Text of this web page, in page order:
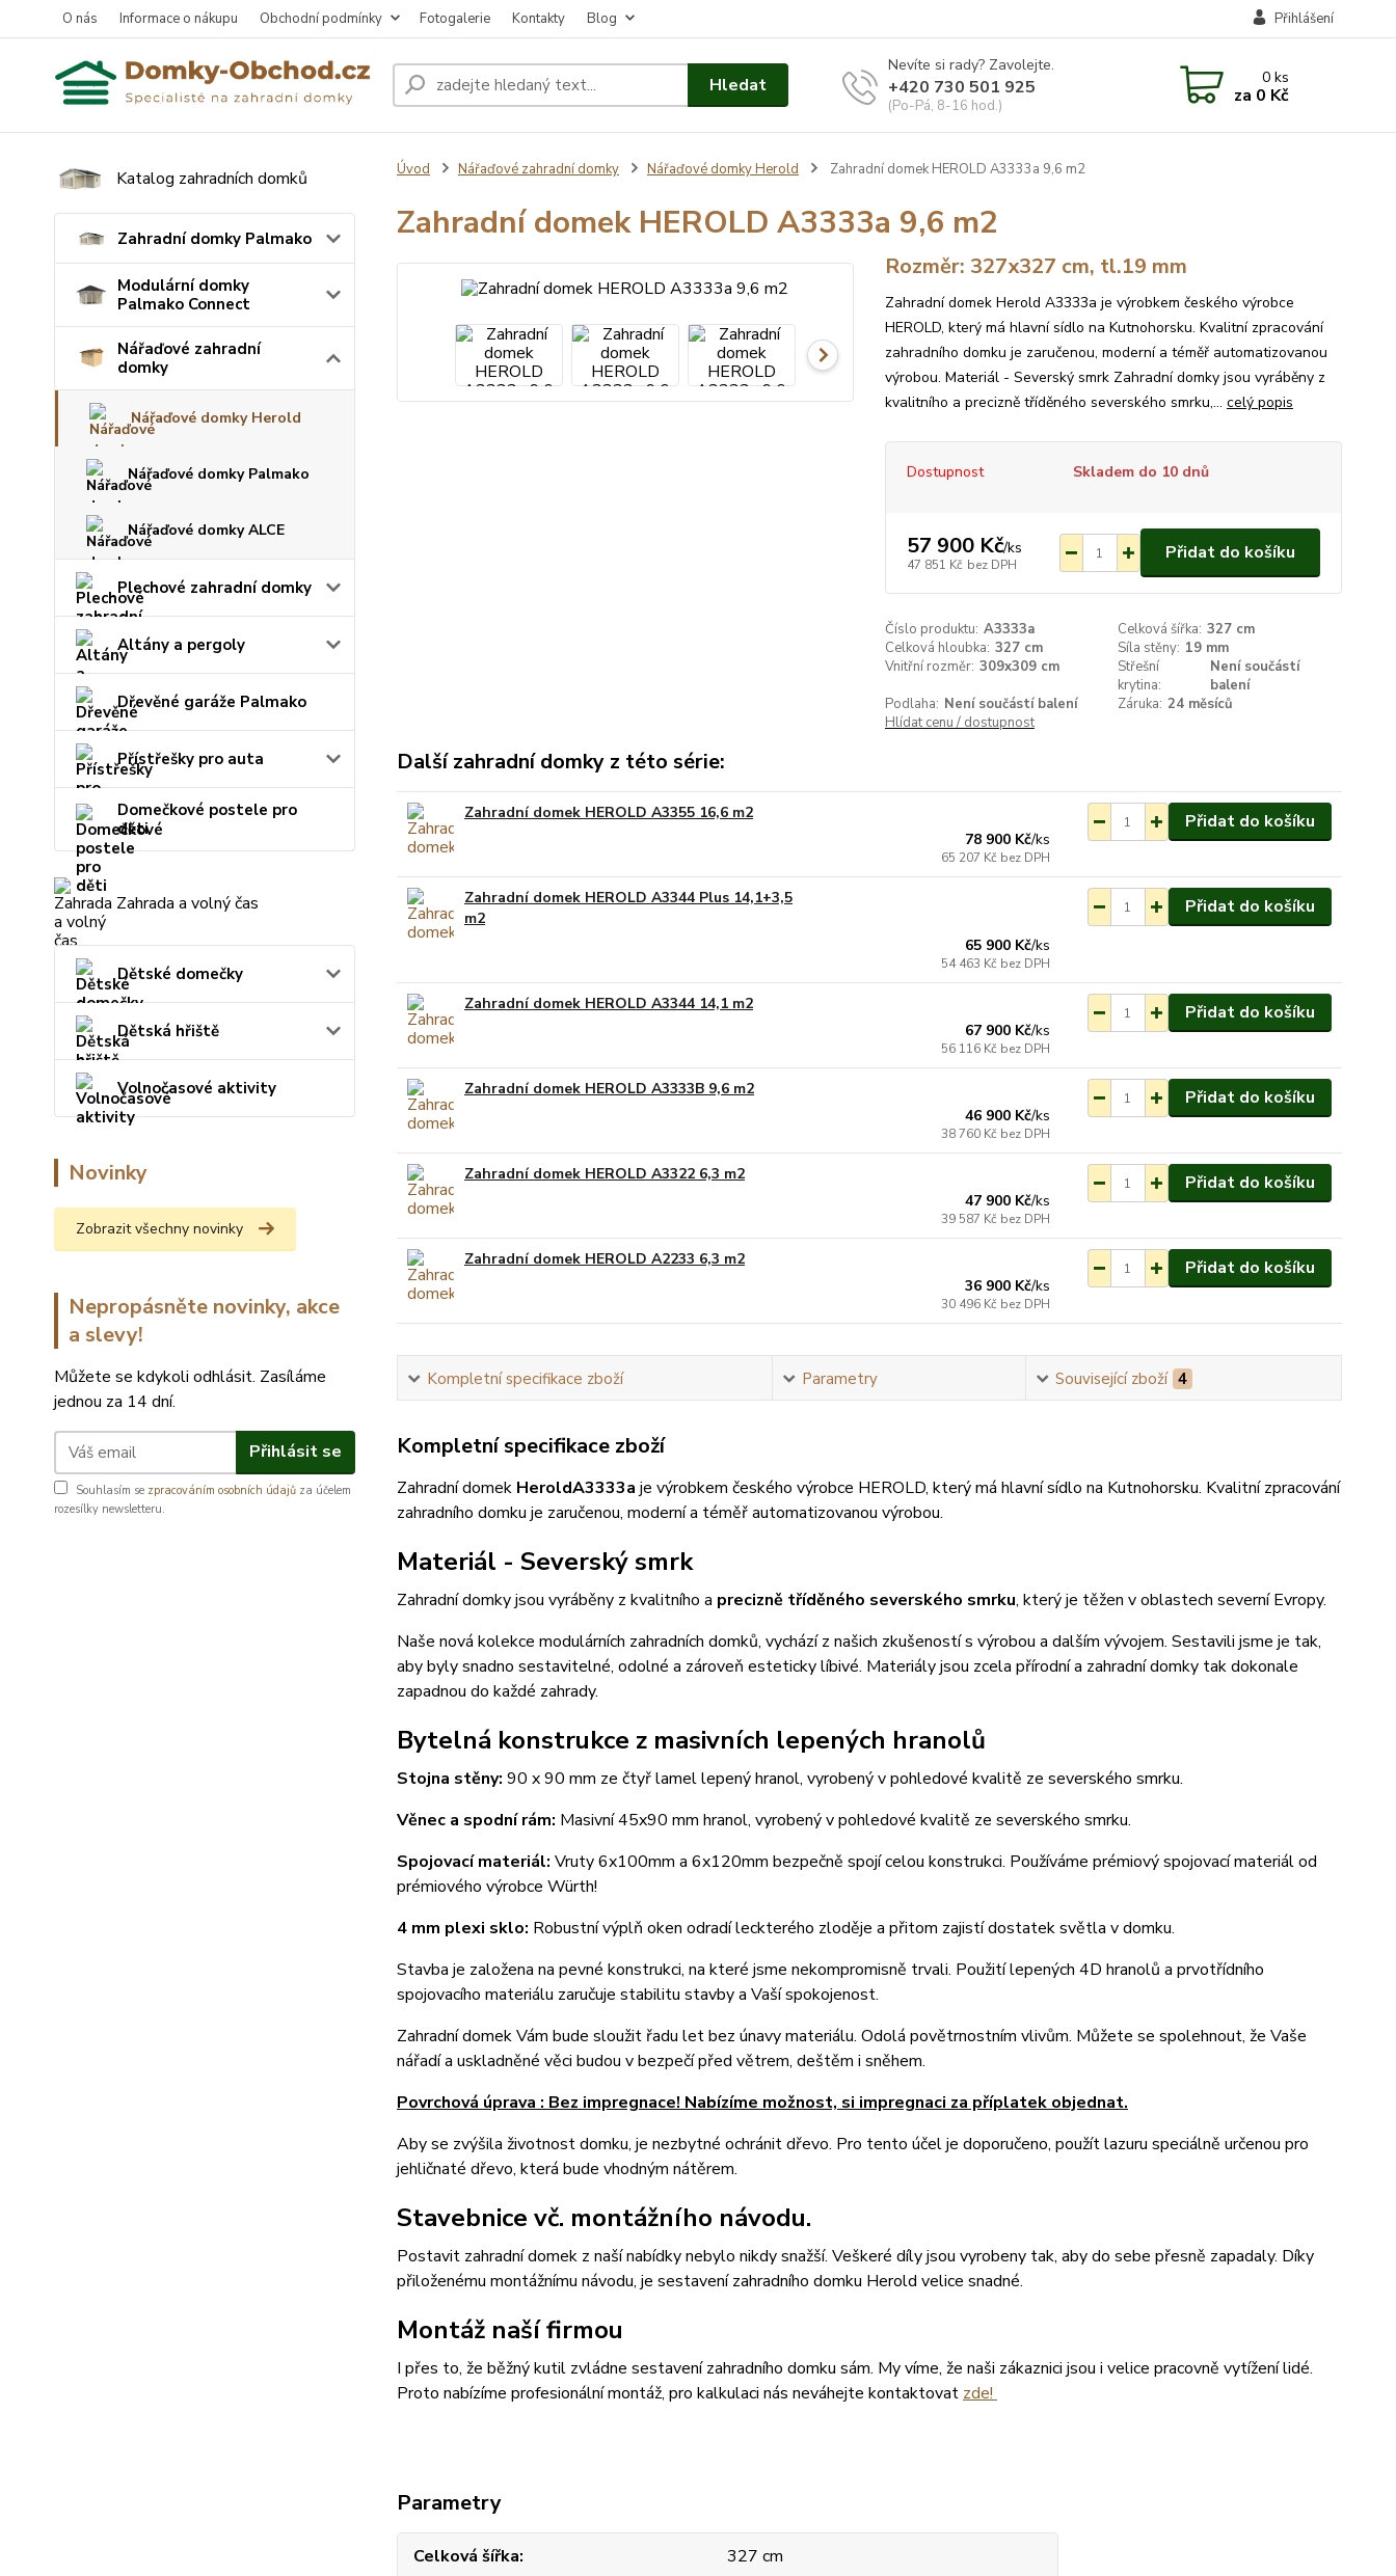
O nás Informace o nákupu Obchodní podmínky Fotogalerie Kontakty Blog Přihlášení
Hledat
Nevíte si rady? Zavolejte.
+420 730 501 925
(Po-Pá, 8-16 hod.)
0ks
za 0 Kč
Katalog zahradních domků
Zahradní domky Palmako
Modulární domky
Palmako Connect
Nářaďové zahradní
domky
Nářaďové domky Herold
Nářaďové domky Palmako
Nářaďové domky ALCE
Plechové zahradní domky
Altány a pergoly
Dřevěné garáže Palmako
Přístřešky pro auta
Domečkové postele pro
děti
Zahrada a volný čas
Dětské domečky
Dětská hřiště
Volnočasové aktivity
Novinky
Zobrazit všechny novinky
Nepropásněte novinky, akce
a slevy!
Můžete se kdykoli odhlásit. Zasíláme
jednou za 14 dní.
Přihlásit se
Souhlasím se zpracováním osobních údajů za účelem
rozesílky newsletteru.
Úvod Nářaďové zahradní domky Nářaďové domky Herold Zahradní domek HEROLD A3333a 9,6 m2
Zahradní domek HEROLD A3333a 9,6 m2
Rozměr: 327x327 cm, tl.19 mm
Zahradní domek Herold A3333a je výrobkem českého výrobce
HEROLD, který má hlavní sídlo na Kutnohorsku. Kvalitní zpracování
zahradního domku je zaručenou, moderní a téměř automatizovanou
výrobou. Materiál - Severský smrk Zahradní domky jsou vyráběny z
kvalitního a precizně tříděného severského smrku,... celý popis
Dostupnost Skladem do 10 dnů
57 900 Kč/ks
47 851 Kč bez DPH
Přidat do košíku
Číslo produktu: A3333a Celková šířka: 327 cm
Celková hloubka: 327 cm Síla stěny: 19 mm
Vnitřní rozměr: 309x309 cm
Střešní
krytina:
Není součástí
balení
Podlaha: Není součástí balení Záruka: 24 měsíců
Hlídat cenu / dostupnost
Další zahradní domky z této série:
Zahradní domek HEROLD A3355 16,6 m2
78 900 Kč/ks
65 207 Kč bez DPH
Přidat do košíku
Zahradní domek HEROLD A3344 Plus 14,1+3,5
m2
65 900 Kč/ks
54 463 Kč bez DPH
Přidat do košíku
Zahradní domek HEROLD A3344 14,1 m2
67 900 Kč/ks
56 116 Kč bez DPH
Přidat do košíku
Zahradní domek HEROLD A3333B 9,6 m2
46 900 Kč/ks
38 760 Kč bez DPH
Přidat do košíku
Zahradní domek HEROLD A3322 6,3 m2
47 900 Kč/ks
39 587 Kč bez DPH
Přidat do košíku
Zahradní domek HEROLD A2233 6,3 m2
36 900 Kč/ks
30 496 Kč bez DPH
Přidat do košíku
Kompletní specifikace zboží Parametry Související zboží 4
Kompletní specifikace zboží
Zahradní domek HeroldA3333a je výrobkem českého výrobce HEROLD, který má hlavní sídlo na Kutnohorsku. Kvalitní zpracování
zahradního domku je zaručenou, moderní a téměř automatizovanou výrobou.
Materiál - Severský smrk
Zahradní domky jsou vyráběny z kvalitního a precizně tříděného severského smrku, který je těžen v oblastech severní Evropy.
Naše nová kolekce modulárních zahradních domků, vychází z našich zkušeností s výrobou a dalším vývojem. Sestavili jsme je tak,
aby byly snadno sestavitelné, odolné a zároveň esteticky líbivé. Materiály jsou zcela přírodní a zahradní domky tak dokonale
zapadnou do každé zahrady.
Bytelná konstrukce z masivních lepených hranolů
Stojna stěny: 90 x 90 mm ze čtyř lamel lepený hranol, vyrobený v pohledové kvalitě ze severského smrku.
Věnec a spodní rám: Masivní 45x90 mm hranol, vyrobený v pohledové kvalitě ze severského smrku.
Spojovací materiál: Vruty 6x100mm a 6x120mm bezpečně spojí celou konstrukci. Používáme prémiový spojovací materiál od
prémiového výrobce Würth!
4 mm plexi sklo: Robustní výplň oken odradí leckterého zloděje a přitom zajistí dostatek světla v domku.
Stavba je založena na pevné konstrukci, na které jsme nekompromisně trvali. Použití lepených 4D hranolů a prvotřídního
spojovacího materiálu zaručuje stabilitu stavby a Vaší spokojenost.
Zahradní domek Vám bude sloužit řadu let bez únavy materiálu. Odolá povětrnostním vlivům. Můžete se spolehnout, že Vaše
nářadí a uskladněné věci budou v bezpečí před větrem, deštěm i sněhem.
Povrchová úprava : Bez impregnace! Nabízíme možnost, si impregnaci za příplatek objednat.
Aby se zvýšila životnost domku, je nezbytné ochránit dřevo. Pro tento účel je doporučeno, použít lazuru speciálně určenou pro
jehličnaté dřevo, která bude vhodným nátěrem.
Stavebnice vč. montážního návodu.
Postavit zahradní domek z naší nabídky nebylo nikdy snažší. Veškeré díly jsou vyrobeny tak, aby do sebe přesně zapadaly. Díky
přiloženému montážnímu návodu, je sestavení zahradního domku Herold velice snadné.
Montáž naší firmou
I přes to, že běžný kutil zvládne sestavení zahradního domku sám. My víme, že naši zákaznici jsou i velice pracovně vytížení lidé.
Proto nabízíme profesionální montáž, pro kalkulaci nás neváhejte kontaktovat zde!
Parametry
Celková šířka
327 cm